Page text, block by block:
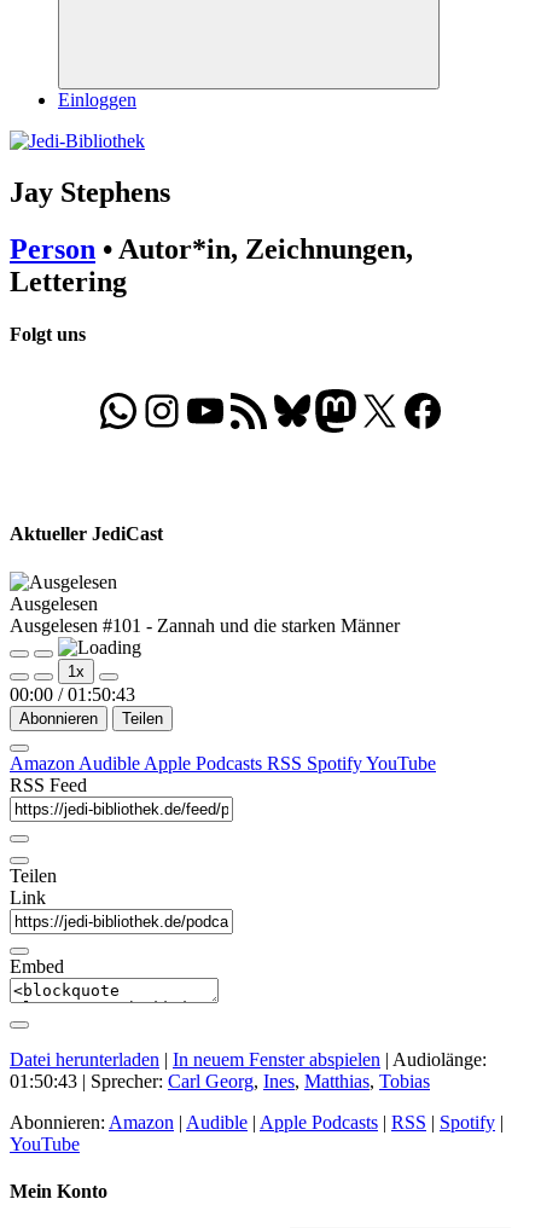
Suchen
Einloggen
Jay Stephens
Person • Autor*in, Zeichnungen,
Lettering
Folgt uns
WhatsApp
Folgt uns auf Instagram
Besucht unseren YouTube-Kanal
RSS-FeedBluesky
Folgt uns auf Mastodon
X Folgt uns auf
Aktueller JediCast
Ausgelesen
Ausgelesen #101 - Zannah und die starken Männer
Play
Episode
Pause
Episode
1x
00:00 / 01:50:43
Abonnieren Teilen
Amazon Audible Apple Podcasts RSS SpotifyYouTube
RSS Feed
Teilen
Link
Embed
Datei herunterladen | In neuem Fenster abspielen | Audiolänge:
01:50:43 | Sprecher: Carl Georg, Ines, Matthias, Tobias
Abonnieren: Amazon | Audible | Apple Podcasts | RSS | Spotify |
YouTube
Mein Konto